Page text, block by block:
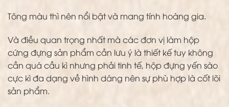
Tông màu thì nên nổi bật và mang tính hoàng gia.
Và điều quan trọng nhất mà các đơn vị làm hộp
cứng đựng sản phẩm cần lưu ý là thiết kế tuy không
cần quá cầu kì nhưng phải tinh tế, hộp đựng yến sào
cực kì đa dạng về hình dáng nên sự phù hợp là cốt lõi
sản phẩm.